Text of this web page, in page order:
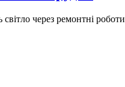
через ремонтні роботи